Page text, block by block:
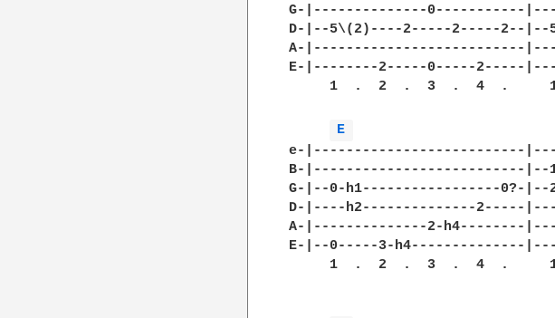
G-|--------------0-----------
D-|--5\(2)----2-----2-----2--|--
A-|--------------------------
E-|--------2-----0-----2-----
1  .  2  .  3  .  4  .
E
e-|--------------------------
B-|--------------------------|--
G-|--0-h1-----------------0?-
D-|----h2--------------2-----
A-|--------------2-h4--------
E-|--0-----3-h4--------------
1  .  2  .  3  .  4  .